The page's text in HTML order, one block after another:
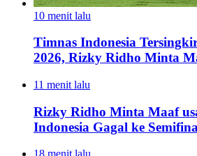
10 menit lalu
Timnas Indonesia
2026, Rizky Ridho Minta
11 menit lalu
Rizky Ridho Minta Maaf
Indonesia Gagal ke